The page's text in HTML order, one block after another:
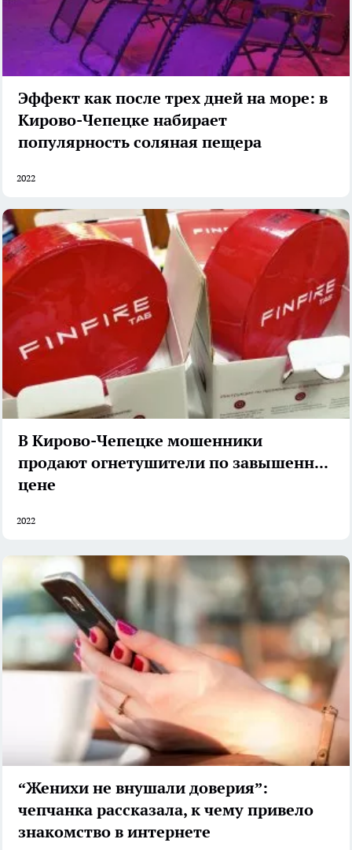
Эффект как после трех дней на море: в
Кирово-Чепецке набирает
популярность соляная пещера
2022
В Кирово-Чепецке мошенники
продают огнетушители по завышенной
цене
2022
“Женихи не внушали доверия”:
чепчанка рассказала, к чему привело
знакомство в интернете